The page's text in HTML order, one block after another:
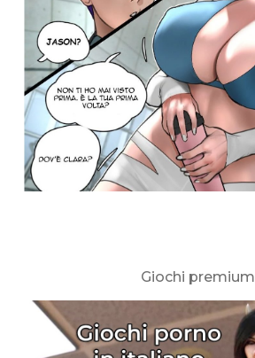
Giochi premium